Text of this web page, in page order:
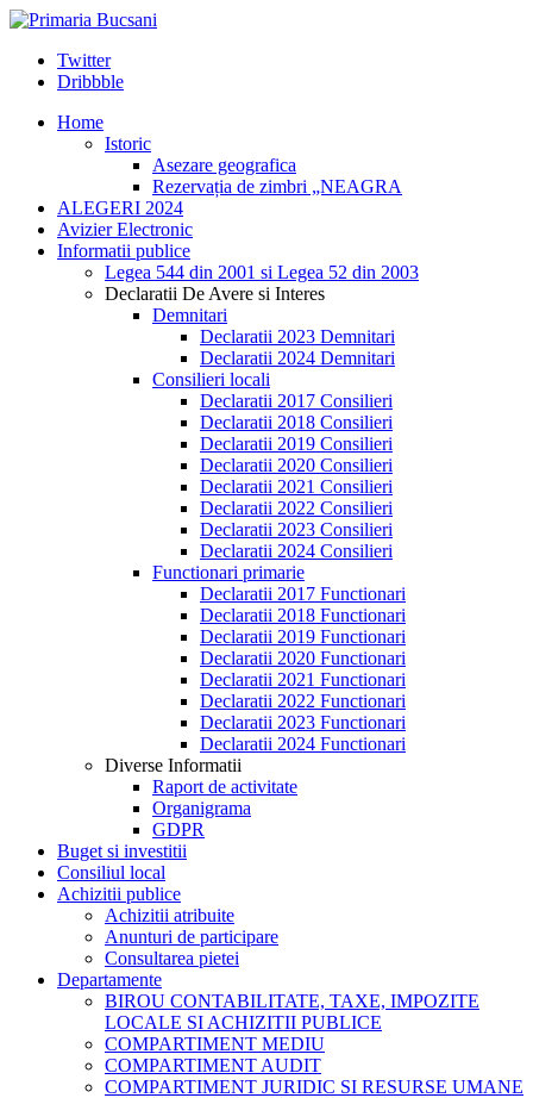
Twitter
Dribbble
Home
Istoric
Asezare geografica
Rezervația de zimbri „NEAGRA
ALEGERI 2024
Avizier Electronic
Informatii publice
Legea 544 din 2001 si Legea 52 din 2003
Declaratii De Avere si Interes
Demnitari
Declaratii 2023 Demnitari
Declaratii 2024 Demnitari
Consilieri locali
Declaratii 2017 Consilieri
Declaratii 2018 Consilieri
Declaratii 2019 Consilieri
Declaratii 2020 Consilieri
Declaratii 2021 Consilieri
Declaratii 2022 Consilieri
Declaratii 2023 Consilieri
Declaratii 2024 Consilieri
Functionari primarie
Declaratii 2017 Functionari
Declaratii 2018 Functionari
Declaratii 2019 Functionari
Declaratii 2020 Functionari
Declaratii 2021 Functionari
Declaratii 2022 Functionari
Declaratii 2023 Functionari
Declaratii 2024 Functionari
Diverse Informatii
Raport de activitate
Organigrama
GDPR
Buget si investitii
Consiliul local
Achizitii publice
Achizitii atribuite
Anunturi de participare
Consultarea pietei
Departamente
BIROU CONTABILITATE, TAXE, IMPOZITE
LOCALE SI ACHIZITII PUBLICE
COMPARTIMENT MEDIU
COMPARTIMENT AUDIT
COMPARTIMENT JURIDIC SI RESURSE UMANE